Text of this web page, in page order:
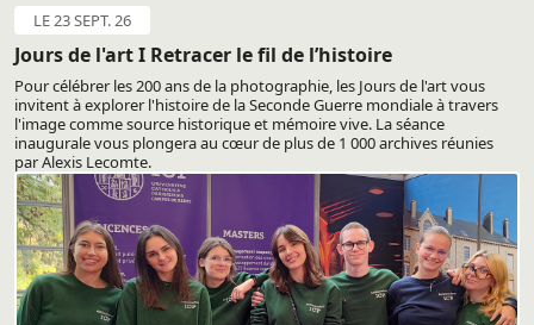
LE 23 SEPT. 26
Jours de l'art I Retracer le fil de l’histoire
Pour célébrer les 200 ans de la photographie, les Jours de l'art vous
invitent à explorer l'histoire de la Seconde Guerre mondiale à travers
l'image comme source historique et mémoire vive. La séance
inaugurale vous plongera au cœur de plus de 1 000 archives réunies
par Alexis Lecomte.